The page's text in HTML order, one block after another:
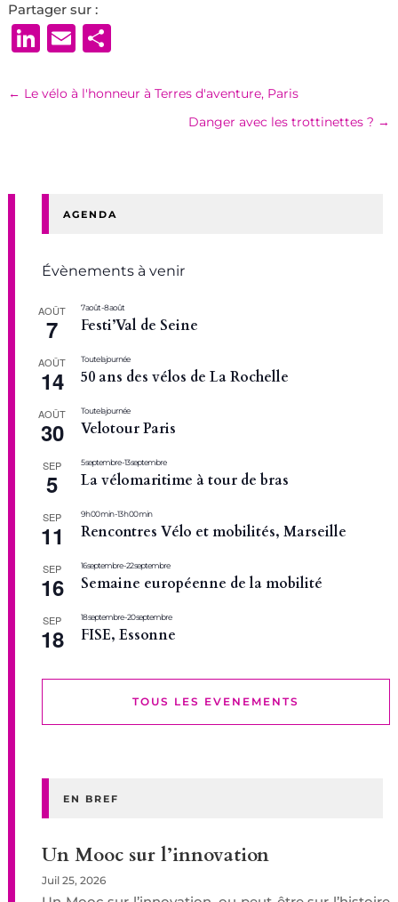
Partager sur :
LinkedIn
EmailPartager
← Le vélo à l'honneur à Terres d'aventure, Paris
Danger avec les trottinettes ? →
AGENDA
Évènements à venir
AOÛT
7
7 août-8 août
Festi’Val de Seine
AOÛT
14
Toute la journée
50 ans des vélos de La Rochelle
AOÛT
30
Toute la journée
Velotour Paris
SEP
5
5 septembre-13 septembre
La vélomaritime à tour de bras
SEP
11
9 h 00 min-13 h 00 min
Rencontres Vélo et mobilités, Marseille
SEP
16
16 septembre-22 septembre
Semaine européenne de la mobilité
SEP
18
18 septembre-20 septembre
FISE, Essonne
TOUS LES EVENEMENTS
EN BREF
Un Mooc sur l’innovation
Juil 25, 2026